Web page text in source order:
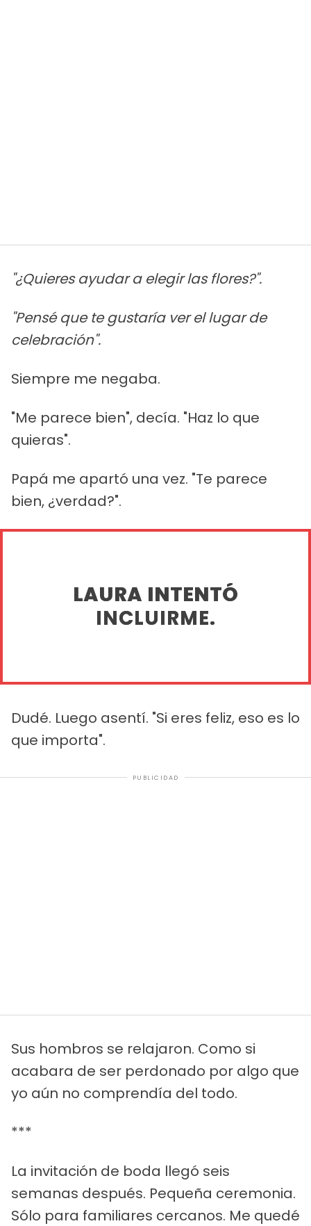
"¿Quieres ayudar a elegir las flores?".
"Pensé que te gustaría ver el lugar de
celebración".
Siempre me negaba.
"Me parece bien", decía. "Haz lo que
quieras".
Papá me apartó una vez. "Te parece
bien, ¿verdad?".
LAURA INTENTÓ
INCLUIRME.
Dudé. Luego asentí. "Si eres feliz, eso es lo
que importa".
PUBLICIDAD
Sus hombros se relajaron. Como si
acabara de ser perdonado por algo que
yo aún no comprendía del todo.
***
La invitación de boda llegó seis
semanas después. Pequeña ceremonia.
Sólo para familiares cercanos. Me quedé